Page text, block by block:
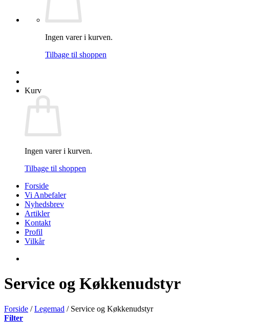
Ingen varer i kurven.
Tilbage til shoppen
Kurv
Ingen varer i kurven.
Tilbage til shoppen
Forside
Vi Anbefaler
Nyhedsbrev
Artikler
Kontakt
Profil
Vilkår
Service og Køkkenudstyr
Forside / Legemad /Service og Køkkenudstyr
Filter